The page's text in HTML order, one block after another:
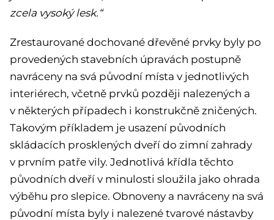
zcela vysoký lesk.“
Zrestaurované dochované dřevěné prvky byly po
provedených stavebních úpravách postupně
navráceny na svá původní místa v jednotlivých
interiérech, včetně prvků později nalezených a
v některých případech i konstrukčně zničených.
Takovým příkladem je usazení původních
skládacích prosklených dveří do zimní zahrady
v prvním patře vily. Jednotlivá křídla těchto
původních dveří v minulosti sloužila jako ohrada
výběhu pro slepice. Obnoveny a navráceny na svá
původní místa byly i nalezené tvarové nástavby